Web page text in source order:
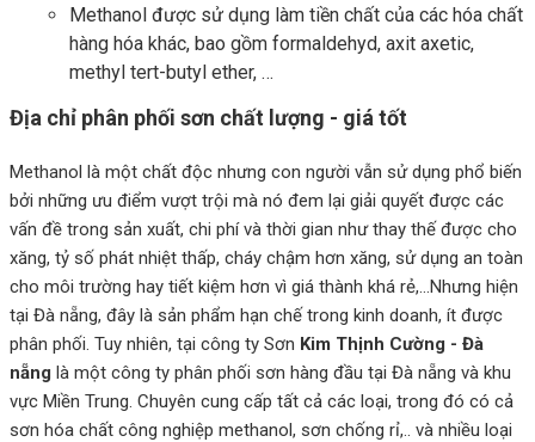
Methanol được sử dụng làm tiền chất của các hóa chất
hàng hóa khác, bao gồm formaldehyd, axit axetic,
methyl tert-butyl ether, …
Địa chỉ phân phối sơn chất lượng - giá tốt
Methanol là một chất độc nhưng con người vẫn sử dụng phổ biến
bởi những ưu điểm vượt trội mà nó đem lại giải quyết được các
vấn đề trong sản xuất, chi phí và thời gian như thay thế được cho
xăng, tỷ số phát nhiệt thấp, cháy chậm hơn xăng, sử dụng an toàn
cho môi trường hay tiết kiệm hơn vì giá thành khá rẻ,…Nhưng hiện
tại Đà nẵng, đây là sản phẩm hạn chế trong kinh doanh, ít được
phân phối. Tuy nhiên, tại công ty Sơn Kim Thịnh Cường - Đà
nẵng là một công ty phân phối sơn hàng đầu tại Đà nẵng và khu
vực Miền Trung. Chuyên cung cấp tất cả các loại, trong đó có cả
sơn hóa chất công nghiệp methanol, sơn chống rỉ,.. và nhiều loại